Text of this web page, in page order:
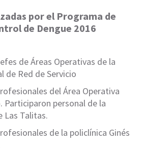
por el Programa de
de Dengue 2016
de Áreas Operativas de la
de Red de Servicio
del Área Operativa
Participaron personal de la
Las Talitas.
de la policlínica Ginés